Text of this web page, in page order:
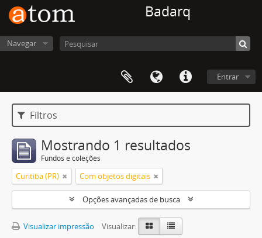
Badarq
Navegar
Entrar
Filtros
Mostrando 1 resultados
Fundos e coleções
Curitiba (PR) Com objetos digitais
Opções avançadas de busca
Visualizar impressão
Visualizar: